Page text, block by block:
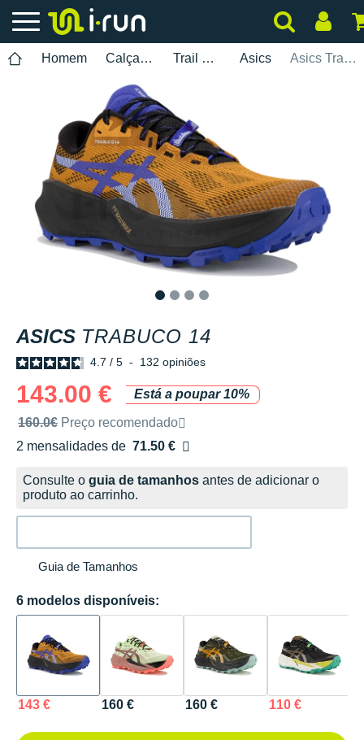
Homem Calçados Trail Running Asics Asics Trabuco 14
ASICS TRABUCO 14
4.7 / 5 - 132 opiniões
143.00 €
Está a poupar 10%
Preço de venda recomendado pela marca
160.0€ Preço recomendado
2 mensalidades de 71.50 €
sem custos
Consulte o guia de tamanhos antes de adicionar o
produto ao carrinho.
Guia de Tamanhos
6 modelos disponíveis:
143 € 160 € 160 € 110 €